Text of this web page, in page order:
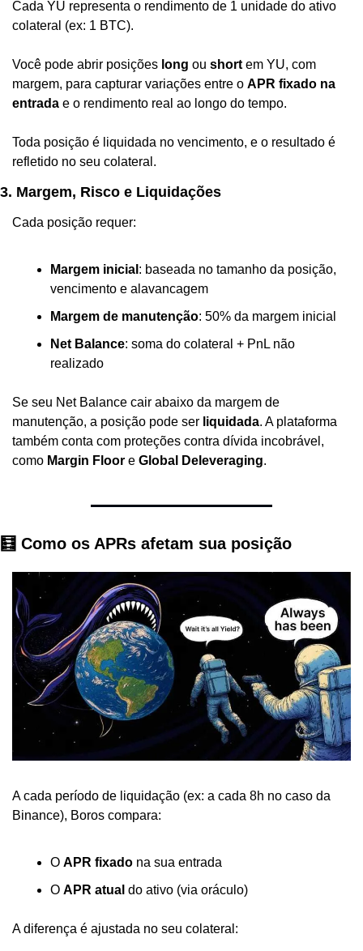
Cada YU representa o rendimento de 1 unidade do ativo
colateral (ex: 1 BTC).
Você pode abrir posições long ou short em YU, com
margem, para capturar variações entre o APR fixado na
entrada e o rendimento real ao longo do tempo.
Toda posição é liquidada no vencimento, e o resultado é
refletido no seu colateral.
3. Margem, Risco e Liquidações
Cada posição requer:
Margem inicial : baseada no tamanho da posição,
vencimento e alavancagem
Margem de manutenção: 50% da margem inicial
Net Balance: soma do colateral + PnL não
realizado
Se seu Net Balance cair abaixo da margem de
manutenção, a posição pode ser liquidada. A plataforma
também conta com proteções contra dívida incobrável,
como Margin Floor e Global Deleveraging.
🧮 Como os APRs afetam sua posição
A cada período de liquidação (ex: a cada 8h no caso da
Binance), Boros compara:
O APR fixado na sua entrada
O APR atual do ativo (via oráculo)
A diferença é ajustada no seu colateral: